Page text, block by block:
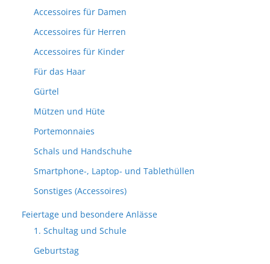
Accessoires für Damen
Accessoires für Herren
Accessoires für Kinder
Für das Haar
Gürtel
Mützen und Hüte
Portemonnaies
Schals und Handschuhe
Smartphone-, Laptop- und Tablethüllen
Sonstiges (Accessoires)
Feiertage und besondere Anlässe
1. Schultag und Schule
Geburtstag